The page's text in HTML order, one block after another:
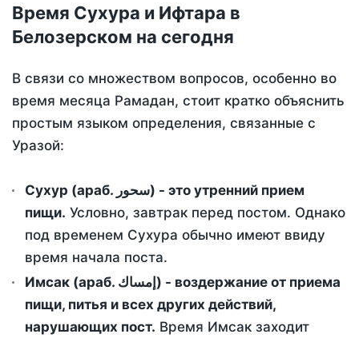
Время Сухура и Ифтара в
Белозерском на сегодня
В связи со множеством вопросов, особенно во
время месяца Рамадан, стоит кратко объяснить
простым языком определения, связанные с
Уразой:
Сухур (араб. سحور) - это утренний прием
пищи. Условно, завтрак перед постом. Однако
под временем Сухура обычно имеют ввиду
время начала поста.
Имсак (араб. إمساك) - воздержание от приема
пищи, питья и всех других действий,
нарушающих пост. Время Имсак заходит